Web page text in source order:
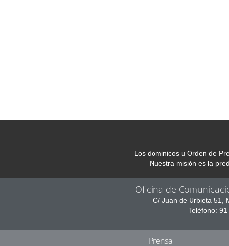
Los dominicos u Orden de
Nuestra misión es la
Oficina de
C/ Juan de Urbieta 51,
Teléfono:
Prensa